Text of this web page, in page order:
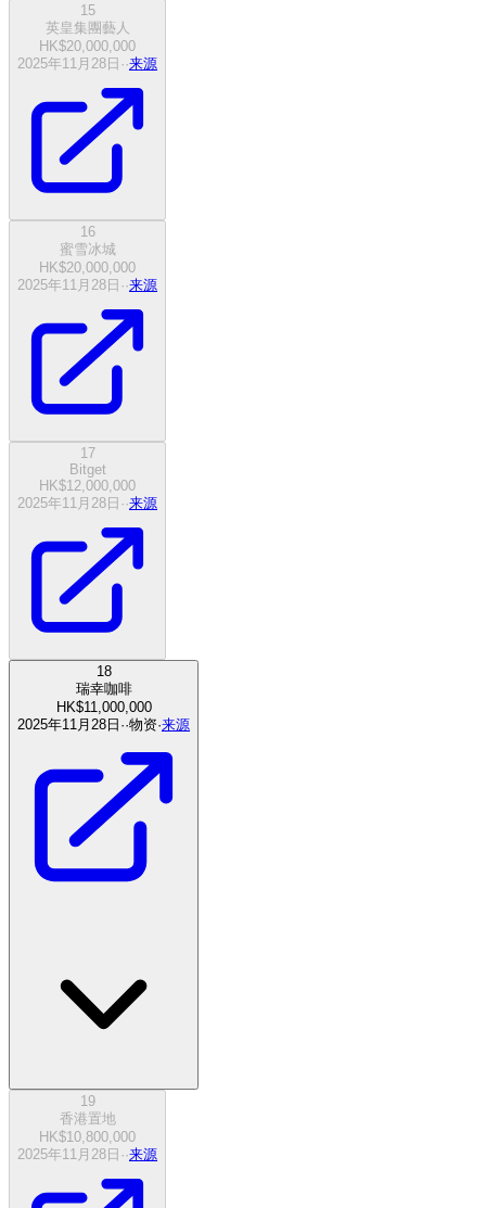
15
英皇集團藝人
HK$20,000,000
2025年11月28日 ··来源
16
蜜雪冰城
HK$20,000,000
2025年11月28日 ··来源
17
Bitget
HK$12,000,000
2025年11月28日 ··来源
18
瑞幸咖啡
HK$11,000,000
2025年11月28日 ··物资·来源
19
香港置地
HK$10,800,000
2025年11月28日 ··来源